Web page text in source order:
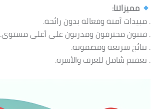
مميزاتنا:
. مبيدات آمنة وفعالة بدون رائحة.
. فنيون محترفون ومدربون على أعلى مستوى.
. نتائج سريعة ومضمونة.
. تعقيم شامل للغرف والأسرة.